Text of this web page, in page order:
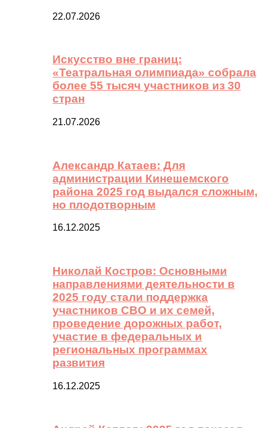
22.07.2026
Искусство вне границ:
«Театральная олимпиада» собрала
более 55 тысяч участников из 30
стран
21.07.2026
Александр Катаев: Для
администрации Кинешемского
района 2025 год выдался сложным,
но плодотворным
16.12.2025
Николай Костров: Основными
направлениями деятельности в
2025 году стали поддержка
участников СВО и их семей,
проведение дорожных работ,
участие в федеральных и
региональных программах
развития
16.12.2025